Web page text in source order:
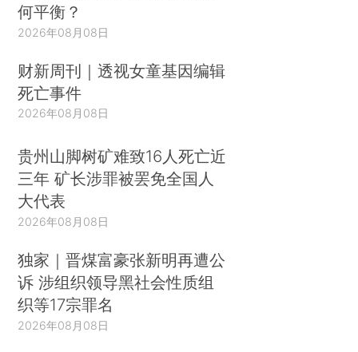
何平衡？
2026年08月08日
财新周刊｜透视女童基因编辑
死亡事件
2026年08月08日
贵州山脚树矿难致16人死亡近
三年 矿长涉罪被罢免全国人
大代表
2026年08月08日
独家｜晋煤富豪张新明再遭公
诉 涉组织领导黑社会性质组
织等17宗罪名
2026年08月08日